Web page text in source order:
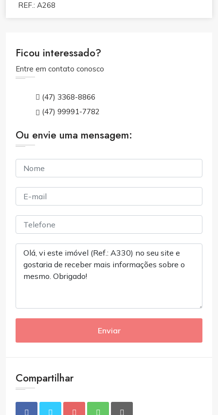
REF.: A268
Ficou interessado?
Entre em contato conosco
(47) 3368-8866
(47) 99991-7782
Ou envie uma mensagem:
Enviar
Compartilhar